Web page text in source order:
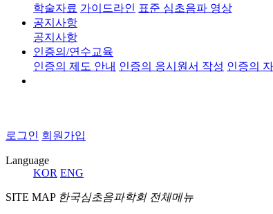
학술자료 가이드라인 표준 심초음파 영상
공지사항
공지사항
인증의/연수교육
인증의 제도 안내 인증의 응시원서 작성 인증의
로그인 회원가입
Language
KOR ENG
SITE MAP 한국심초음파학회 전체메뉴